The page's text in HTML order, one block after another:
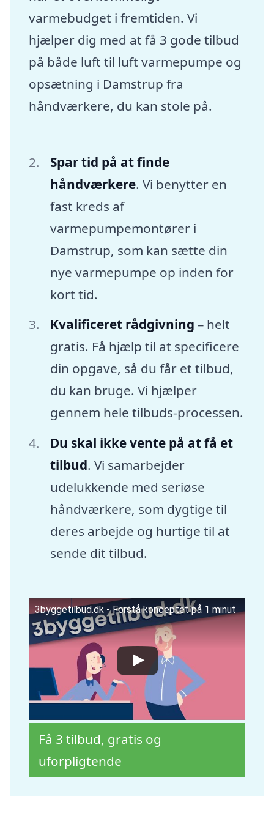
varmebudget i fremtiden. Vi
hjælper dig med at få 3 gode tilbud
på både luft til luft varmepumpe og
opsætning i Damstrup fra
håndværkere, du kan stole på.
Spar tid på at finde
håndværkere. Vi benytter en
fast kreds af
varmepumpemontører i
Damstrup, som kan sætte din
nye varmepumpe op inden for
kort tid.
Kvalificeret rådgivning – helt
gratis. Få hjælp til at specificere
din opgave, så du får et tilbud,
du kan bruge. Vi hjælper
gennem hele tilbuds-processen.
Du skal ikke vente på at få et
tilbud. Vi samarbejder
udelukkende med seriøse
håndværkere, som dygtige til
deres arbejde og hurtige til at
sende dit tilbud.
3byggetilbud.dk - Forstå konceptet på 1 minut
Få 3 tilbud, gratis og
uforpligtende